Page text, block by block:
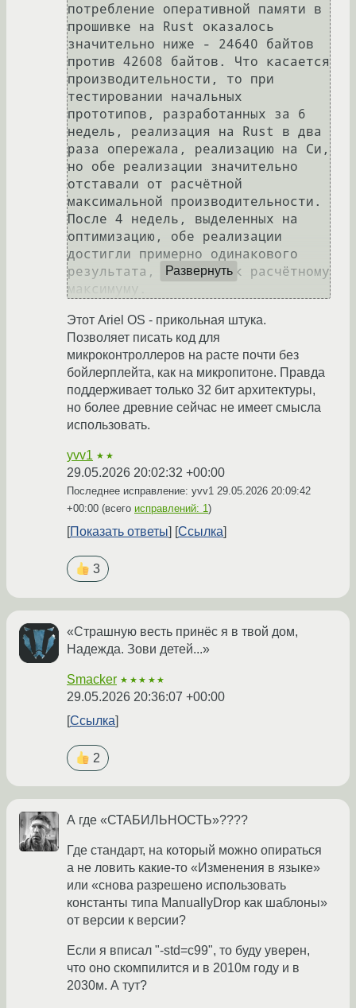
потребление оперативной памяти в
прошивке на Rust оказалось
значительно ниже - 24640 байтов
против 42608 байтов. Что касается
производительности, то при
тестировании начальных
прототипов, разработанных за 6
недель, реализация на Rust в два
раза опережала, реализацию на Си,
но обе реализации значительно
отставали от расчётной
максимальной производительности.
После 4 недель, выделенных на
оптимизацию, обе реализации
достигли примерно одинакового
результата, близкого к расчётному
Развернуть
Этот Ariel OS - прикольная штука.
Позволяет писать код для
микроконтроллеров на расте почти без
бойлерплейта, как на микропитоне. Правда
поддерживает только 32 бит архитектуры,
но более древние сейчас не имеет смысла
использовать.
yvv1 ★★
29.05.2026 20:02:32 +00:00
Последнее исправление: yvv1 29.05.2026 20:09:42
+00:00 (всего исправлений: 1 )
Показать ответы Ссылка
3
«Страшную весть принёс я в твой дом,
Надежда. Зови детей⁠⁠...»
Smacker ★★★★★
29.05.2026 20:36:07 +00:00
Ссылка
2
А где «СТАБИЛЬНОСТЬ»????
Где стандарт, на который можно опираться
а не ловить какие-то «Изменения в языке»
или «снова разрешено использовать
константы типа ManuallyDrop как шаблоны»
от версии к версии?
Если я вписал "-std=c99", то буду уверен,
что оно скомпилится и в 2010м году и в
2030м. А тут?